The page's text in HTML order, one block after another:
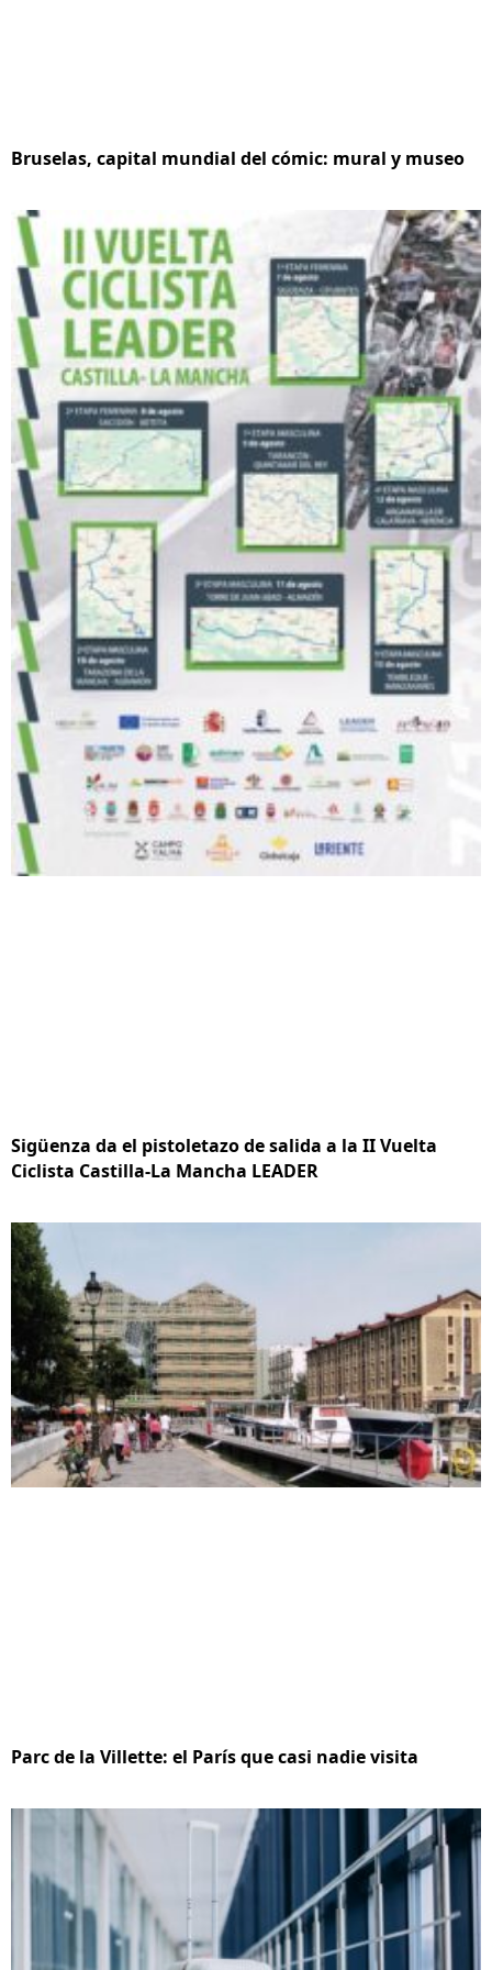
Bruselas, capital mundial del cómic: mural y museo
Sigüenza da el pistoletazo de salida a la II Vuelta
Ciclista Castilla-La Mancha LEADER
Parc de la Villette: el París que casi nadie visita